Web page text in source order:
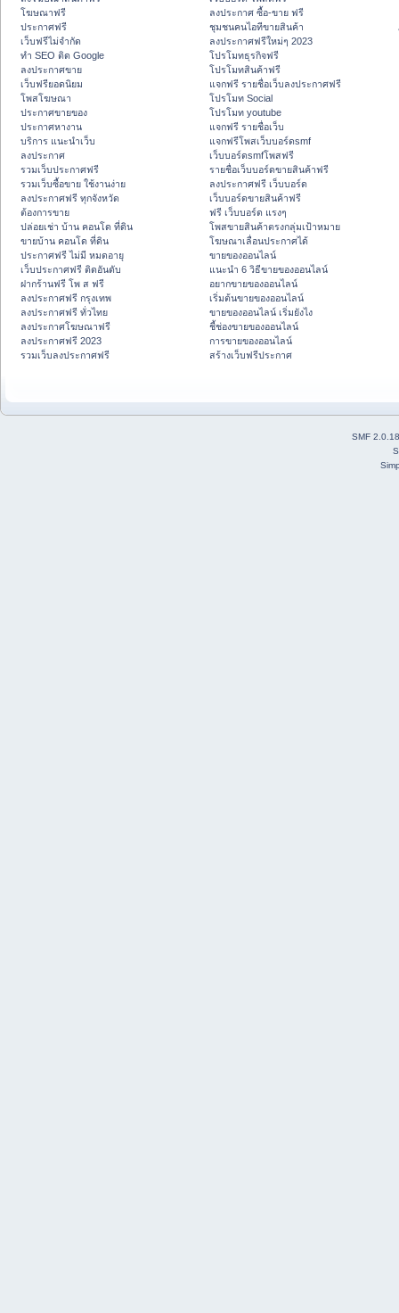
โฆษณาฟรี
ประกาศฟรี
เว็บฟรีไม่จำกัด
ทำ SEO ติด Google
ลงประกาศขาย
เว็บฟรียอดนิยม
โพสโฆษณา
ประกาศขายของ
ประกาศหางาน
บริการ แนะนำเว็บ
ลงประกาศ
รวมเว็บประกาศฟรี
รวมเว็บซื้อขาย ใช้งานง่าย
ลงประกาศฟรี ทุกจังหวัด
ต้องการขาย
ปล่อยเช่า บ้าน คอนโด ที่ดิน
ขายบ้าน คอนโด ที่ดิน
ประกาศฟรี ไม่มี หมดอายุ
เว็บประกาศฟรี ติดอันดับ
ฝากร้านฟรี โพ ส ฟรี
ลงประกาศฟรี กรุงเทพ
ลงประกาศฟรี ทั่วไทย
ลงประกาศโฆษณาฟรี
ลงประกาศฟรี 2023
รวมเว็บลงประกาศฟรี
ลงประกาศ ซื้อ-ขาย ฟรี
ชุมชนคนไอทีขายสินค้า
ลงประกาศฟรีใหม่ๆ 2023
โปรโมทธุรกิจฟรี
โปรโมทสินค้าฟรี
แจกฟรี รายชื่อเว็บลงประกาศฟรี
โปรโมท Social
โปรโมท youtube
แจกฟรี รายชื่อเว็บ
แจกฟรีโพสเว็บบอร์ดsmf
เว็บบอร์ดsmfโพสฟรี
รายชื่อเว็บบอร์ดขายสินค้าฟรี
ลงประกาศฟรี เว็บบอร์ด
เว็บบอร์ดขายสินค้าฟรี
ฟรี เว็บบอร์ด แรงๆ
โพสขายสินค้าตรงกลุ่มเป้าหมาย
โฆษณาเลื่อนประกาศได้
ขายของออนไลน์
แนะนำ 6 วิธีขายของออนไลน์
อยากขายของออนไลน์
เริ่มต้นขายของออนไลน์
ขายของออนไลน์ เริ่มยังไง
ชี้ช่องขายของออนไลน์
การขายของออนไลน์
สร้างเว็บฟรีประกาศ
SMF 2.0.18